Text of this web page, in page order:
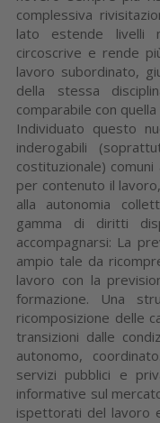
complessiva
lato estende livelli
circoscrive e rende
lavoro subordinato,
della stessa
comparabile con
Individuato questo
inderogabili
costituzionale)
per contenuto il
alla autonomia
gamma di diritti
accompagnarsi: La
ampio tale da
lavoro con la
formazione. Una
ricomposizione delle
transizioni dalle
autonomo,
servizi pubblici e
informative sul
ispettorati del lavoro